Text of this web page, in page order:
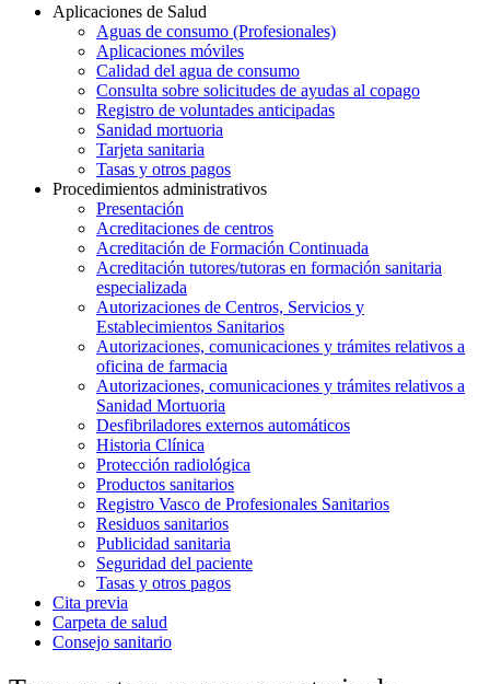
Aplicaciones de Salud
Aguas de consumo (Profesionales)
Aplicaciones móviles
Calidad del agua de consumo
Consulta sobre solicitudes de ayudas al copago
Registro de voluntades anticipadas
Sanidad mortuoria
Tarjeta sanitaria
Tasas y otros pagos
Procedimientos administrativos
Presentación
Acreditaciones de centros
Acreditación de Formación Continuada
Acreditación tutores/tutoras en formación sanitaria
especializada
Autorizaciones de Centros, Servicios y
Establecimientos Sanitarios
Autorizaciones, comunicaciones y trámites relativos a
oficina de farmacia
Autorizaciones, comunicaciones y trámites relativos a
Sanidad Mortuoria
Desfibriladores externos automáticos
Historia Clínica
Protección radiológica
Productos sanitarios
Registro Vasco de Profesionales Sanitarios
Residuos sanitarios
Publicidad sanitaria
Seguridad del paciente
Tasas y otros pagos
Cita previa
Carpeta de salud
Consejo sanitario